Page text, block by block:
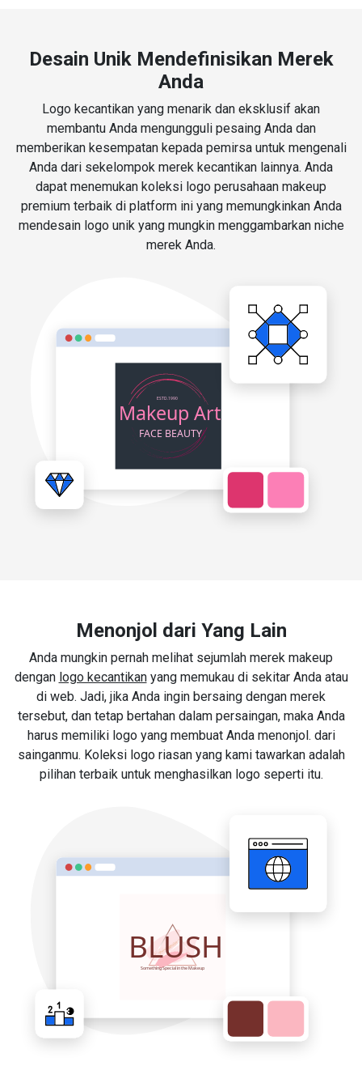
Desain Unik Mendefinisikan Merek
Anda
Logo kecantikan yang menarik dan eksklusif akan
membantu Anda mengungguli pesaing Anda dan
memberikan kesempatan kepada pemirsa untuk mengenali
Anda dari sekelompok merek kecantikan lainnya. Anda
dapat menemukan koleksi logo perusahaan makeup
premium terbaik di platform ini yang memungkinkan Anda
mendesain logo unik yang mungkin menggambarkan niche
merek Anda.
Menonjol dari Yang Lain
Anda mungkin pernah melihat sejumlah merek makeup
dengan logo kecantikanyang memukau di sekitar Anda atau
di web. Jadi, jika Anda ingin bersaing dengan merek
tersebut, dan tetap bertahan dalam persaingan, maka Anda
harus memiliki logo yang membuat Anda menonjol. dari
sainganmu. Koleksi logo riasan yang kami tawarkan adalah
pilihan terbaik untuk menghasilkan logo seperti itu.